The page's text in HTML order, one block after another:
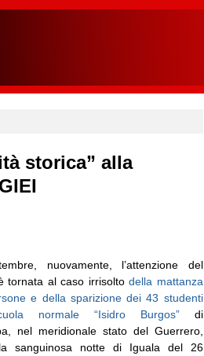
storica” alla
nuovamente, l’attenzione del
tornata al caso irrisoltodella mattanza
e della sparizione dei 43 studenti
normale “Isidro Burgos”di
nel meridionale stato del Guerrero,
sanguinosa notte di Iguala del 26